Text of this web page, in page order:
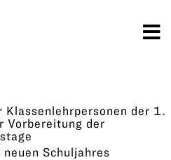
Klassenlehrpersonen der 1.
Vorbereitung der
neuen Schuljahres